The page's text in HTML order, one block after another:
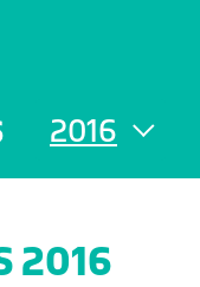
2016
2016